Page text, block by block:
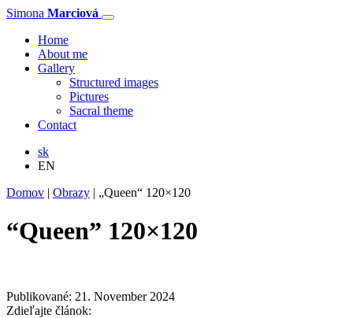
Simona Marciová
Home
About me
Gallery
Structured images
Pictures
Sacral theme
Contact
sk
EN
Domov | Obrazy | „Queen“ 120×120
“Queen” 120×120
Publikované: 21. November 2024
Zdieľajte článok: